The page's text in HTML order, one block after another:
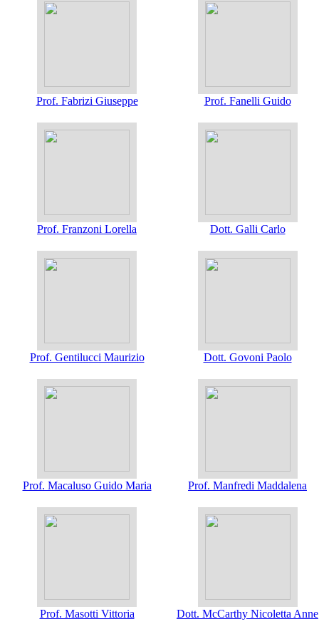
Prof. Fabrizi Giuseppe Prof. Fanelli Guido
Prof. Franzoni Lorella Dott. Galli Carlo
Prof. Gentilucci Maurizio Dott. Govoni Paolo
Prof. Macaluso Guido Maria Prof. Manfredi Maddalena
Prof. Masotti Vittoria Dott. McCarthy Nicoletta Anne